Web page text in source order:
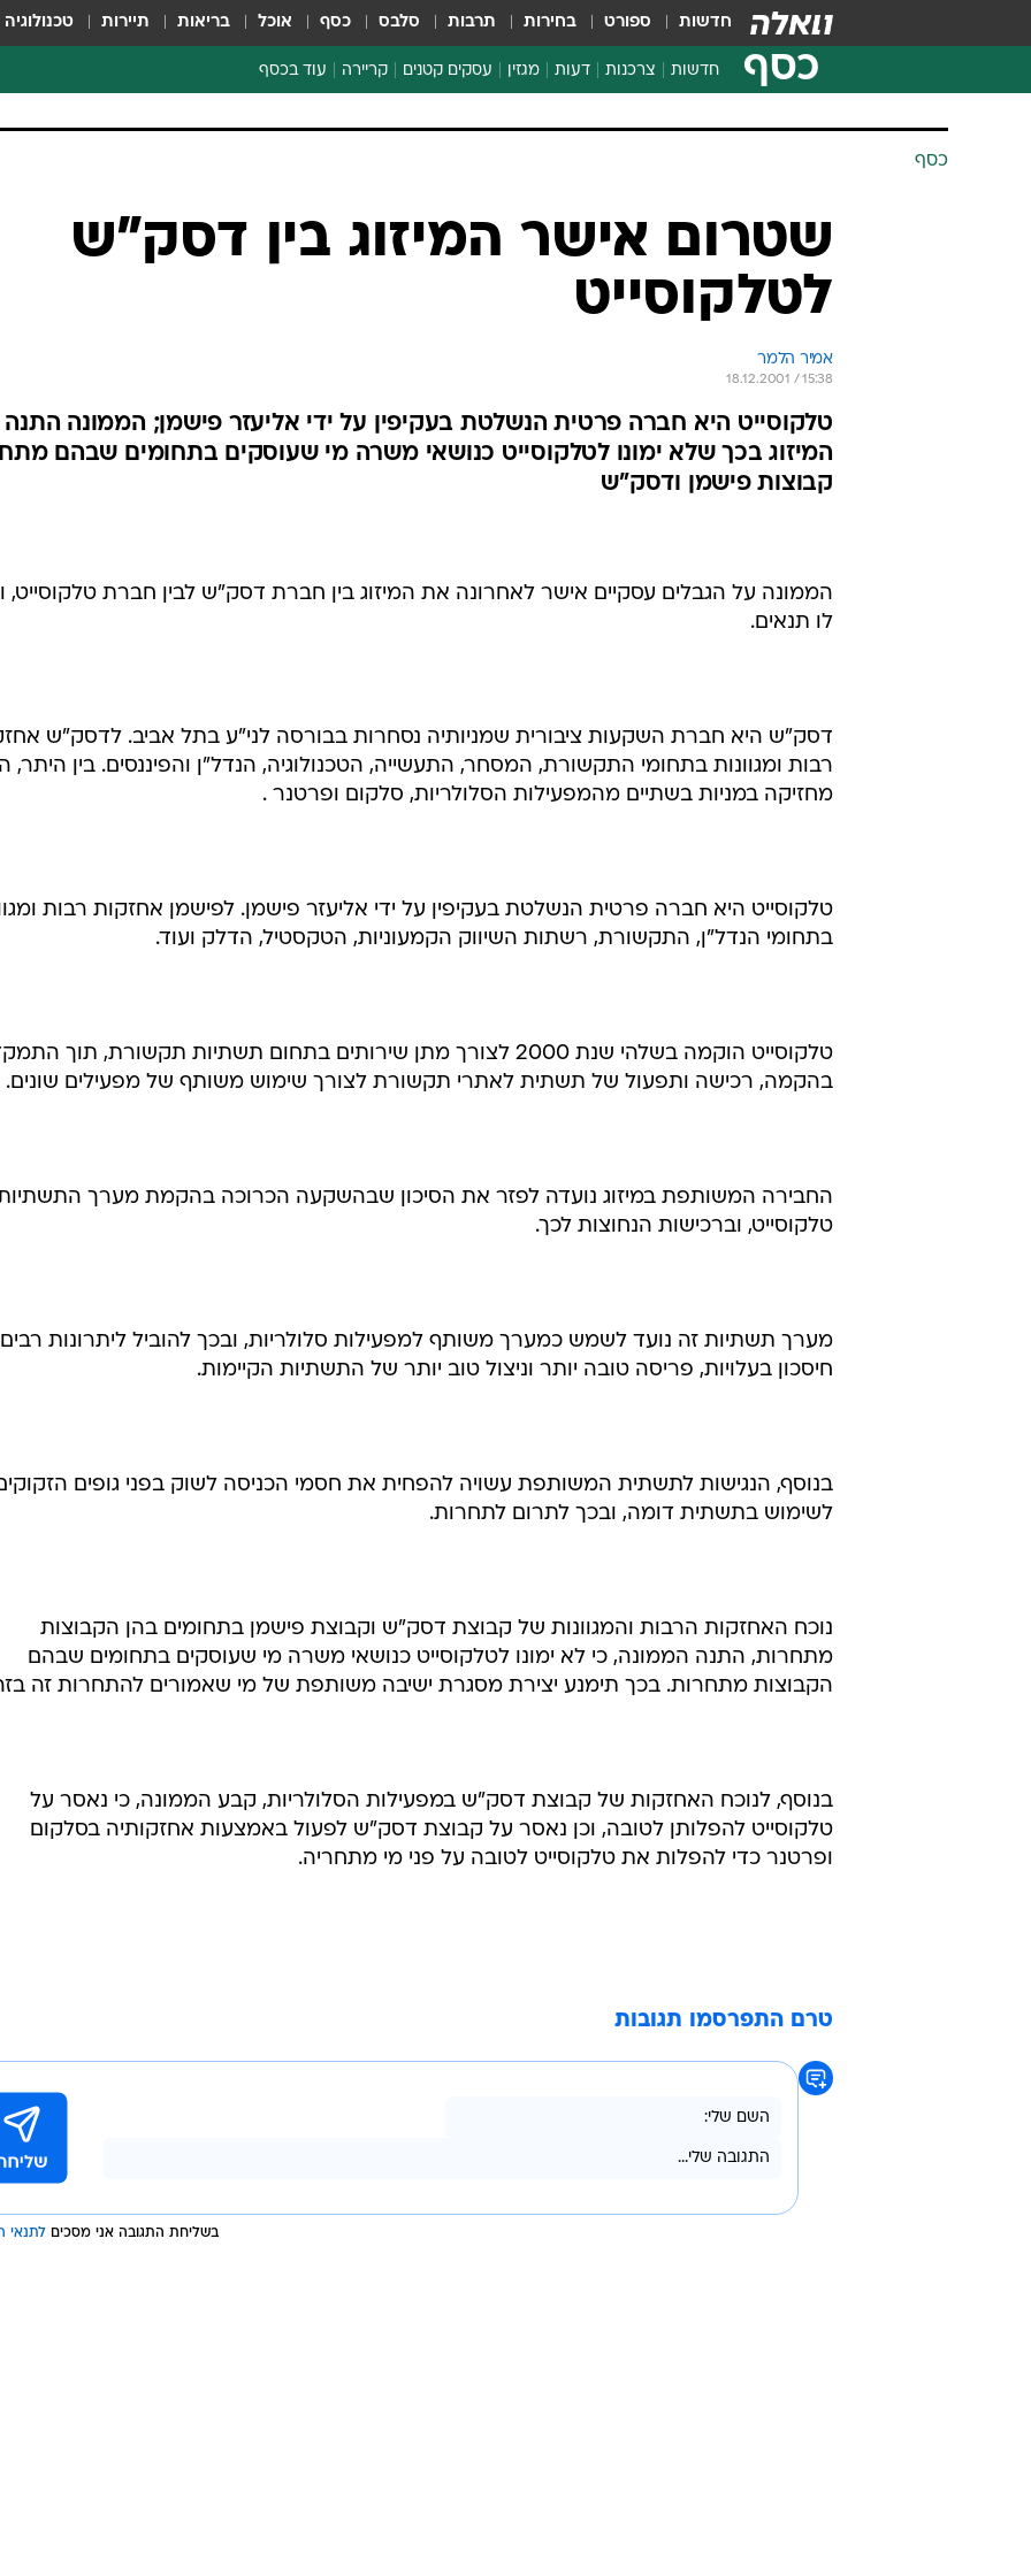
חדשות ספורט בחירות תרבות סלבס כסף אוכל בריאות תיירות טכנולוגיה
כסף חדשות צרכנות
צרכנות פיננסית
דעות מגזין עסקים קטנים קריירה עוד בכסף
הלאונג'
כסף
שטרום אישר המיזוג בין דסק"ש
לטלקוסייט
אמיר הלמר
18.12.2001 / 15:38
טלקוסייט היא חברה פרטית הנשלטת בעקיפין על ידי אליעזר פישמן; הממונה
המיזוג בכך שלא ימונו לטלקוסייט כנושאי משרה מי שעוסקים בתחומים שבהם
קבוצות פישמן ודסק"ש
הממונה על הגבלים עסקיים אישר לאחרונה את המיזוג בין חברת דסק"ש לבין חברת טלקוסייט,
לו תנאים.
דסק"ש היא חברת השקעות ציבורית שמניותיה נסחרות בבורסה לני"ע בתל אביב. לדסק"ש
רבות ומגוונות בתחומי התקשורת, המסחר, התעשייה, הטכנולוגיה, הנדל"ן והפיננסים. בין היתר,
מחזיקה במניות בשתיים מהמפעילות הסלולריות, סלקום ופרטנר .
טלקוסייט היא חברה פרטית הנשלטת בעקיפין על ידי אליעזר פישמן. לפישמן אחזקות רבות
בתחומי הנדל"ן, התקשורת, רשתות השיווק הקמעוניות, הטקסטיל, הדלק ועוד.
טלקוסייט הוקמה בשלהי שנת 2000 לצורך מתן שירותים בתחום תשתיות תקשורת, תוך
בהקמה, רכישה ותפעול של תשתית לאתרי תקשורת לצורך שימוש משותף של מפעילים שונים.
החבירה המשותפת במיזוג נועדה לפזר את הסיכון שבהשקעה הכרוכה בהקמת מערך
טלקוסייט, וברכישות הנחוצות לכך.
מערך תשתיות זה נועד לשמש כמערך משותף למפעילות סלולריות, ובכך להוביל ליתרונות רבים
חיסכון בעלויות, פריסה טובה יותר וניצול טוב יותר של התשתיות הקיימות.
בנוסף, הנגישות לתשתית המשותפת עשויה להפחית את חסמי הכניסה לשוק בפני גופים
לשימוש בתשתית דומה, ובכך לתרום לתחרות.
נוכח האחזקות הרבות והמגוונות של קבוצת דסק"ש וקבוצת פישמן בתחומים בהן הקבוצות
מתחרות, התנה הממונה, כי לא ימונו לטלקוסייט כנושאי משרה מי שעוסקים בתחומים שבהם
הקבוצות מתחרות. בכך תימנע יצירת מסגרת ישיבה משותפת של מי שאמורים להתחרות זה
בנוסף, לנוכח האחזקות של קבוצת דסק"ש במפעילות הסלולריות, קבע הממונה, כי נאסר על
טלקוסייט להפלותן לטובה, וכן נאסר על קבוצת דסק"ש לפעול באמצעות אחזקותיה בסלקום
ופרטנר כדי להפלות את טלקוסייט לטובה על פני מי מתחריה.
טרם התפרסמו תגובות
בשליחת התגובה אני מסכים לתנאי